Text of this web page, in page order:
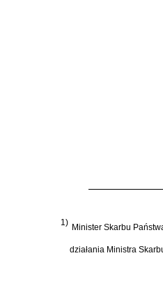
1) Minister Skarbu
działania Ministra